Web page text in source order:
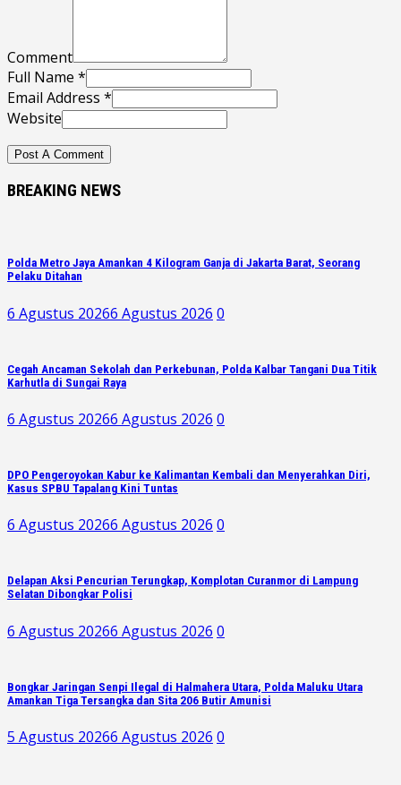
Comment
Full Name *
Email Address *
Website
BREAKING NEWS
Polda Metro Jaya Amankan 4 Kilogram Ganja di Jakarta Barat, Seorang
Pelaku Ditahan
6 Agustus 20266 Agustus 2026 0
Cegah Ancaman Sekolah dan Perkebunan, Polda Kalbar Tangani Dua Titik
Karhutla di Sungai Raya
6 Agustus 20266 Agustus 2026 0
DPO Pengeroyokan Kabur ke Kalimantan Kembali dan Menyerahkan Diri,
Kasus SPBU Tapalang Kini Tuntas
6 Agustus 20266 Agustus 2026 0
Delapan Aksi Pencurian Terungkap, Komplotan Curanmor di Lampung
Selatan Dibongkar Polisi
6 Agustus 20266 Agustus 2026 0
Bongkar Jaringan Senpi Ilegal di Halmahera Utara, Polda Maluku Utara
Amankan Tiga Tersangka dan Sita 206 Butir Amunisi
5 Agustus 20266 Agustus 2026 0